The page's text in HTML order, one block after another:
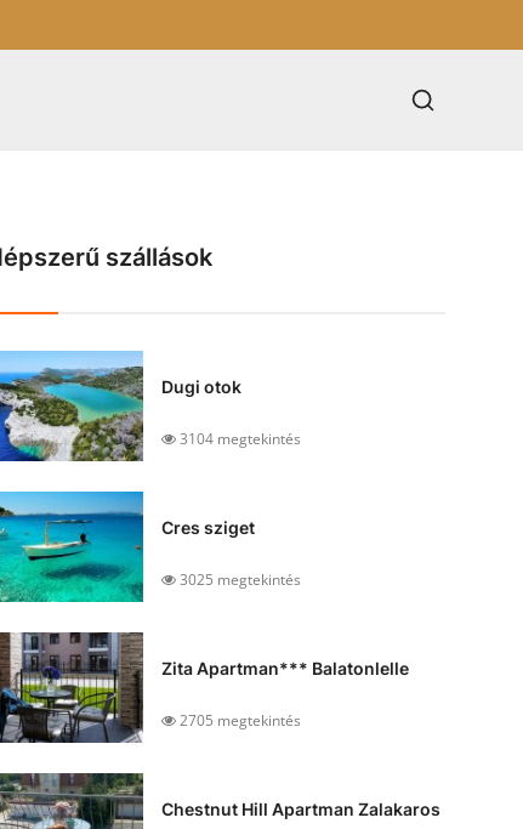
szállások
Dugi otok
3104 megtekintés
Cres sziget
3025 megtekintés
Zita Apartman*** Balatonlelle
2705 megtekintés
Chestnut Hill Apartman Zalakaros